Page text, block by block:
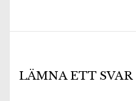
LÄMNA ETT SVAR